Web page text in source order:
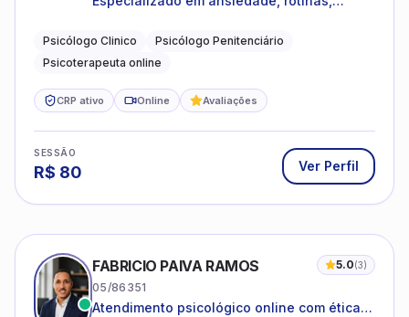
familiares e questões comportamentais.
Psicólogo Clinico
Psicólogo Penitenciário
Psicoterapeuta online
CRP ativo Online Avaliações
SESSÃO
R$ 80 Ver Perfil
FABRICIO PAIVA RAMOS 5.0(3)
05/86351
Atendimento psicológico online com ética,